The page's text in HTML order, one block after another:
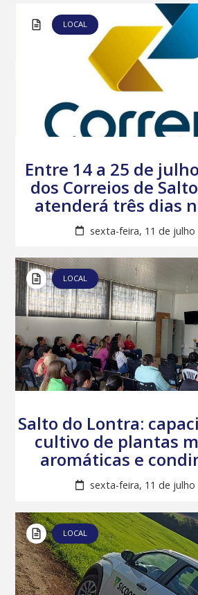
LOCAL
Entre 14 a 25 de
dos Correios de
atenderá três dias
sexta-feira, 11 de julho
LOCAL
Salto do Lontra:
cultivo de plantas
aromáticas e
sexta-feira, 11 de julho
LOCAL